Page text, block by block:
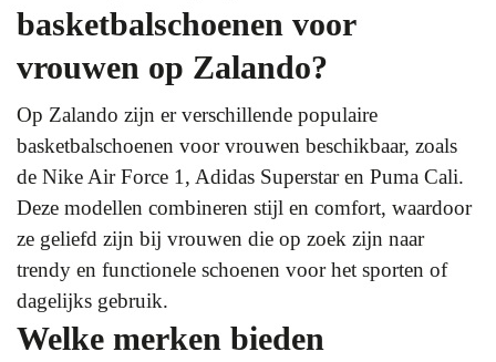
basketbalschoenen voor
vrouwen op Zalando?
Op Zalando zijn er verschillende populaire
basketbalschoenen voor vrouwen beschikbaar, zoals
de Nike Air Force 1, Adidas Superstar en Puma Cali.
Deze modellen combineren stijl en comfort, waardoor
ze geliefd zijn bij vrouwen die op zoek zijn naar
trendy en functionele schoenen voor het sporten of
dagelijks gebruik.
Welke merken bieden